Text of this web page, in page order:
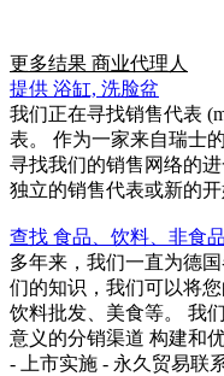
更多结果 商业代理人
提供 浴缸, 洗脸盆
我们正在寻找销售代表
表。 作为一家来自瑞士
寻找我们的销售网络的
独立的销售代表或新的
查找 食品、饮料、非食品
多年来，我们一直为德
们的知识，我们可以将
饮料批发、美食等。 我
意义的分销渠道 构建和
- 上市实施 - 永久贸易联